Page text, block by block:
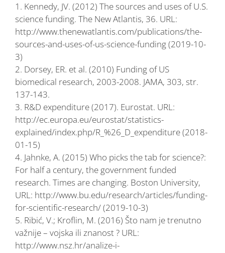
1. Kennedy, JV. (2012) The sources and uses of U.S.
science funding. The New Atlantis, 36. URL:
http://www.thenewatlantis.com/publications/the-
sources-and-uses-of-us-science-funding (2019-10-
3)
2. Dorsey, ER. et al. (2010) Funding of US
biomedical research, 2003-2008. JAMA, 303, str.
137-143.
3. R&D expenditure (2017). Eurostat. URL:
http://ec.europa.eu/eurostat/statistics-
explained/index.php/R_%26_D_expenditure (2018-
01-15)
4. Jahnke, A. (2015) Who picks the tab for science?:
For half a century, the government funded
research. Times are changing. Boston University,
URL: http://www.bu.edu/research/articles/funding-
for-scientific-research/ (2019-10-3)
5. Ribić, V.; Kroflin, M. (2016) Što nam je trenutno
važnije – vojska ili znanost ? URL:
http://www.nsz.hr/analize-i-